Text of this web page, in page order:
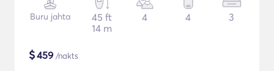
Buru jahta
45 ft
14 m
4 4 3
$459 /nakts